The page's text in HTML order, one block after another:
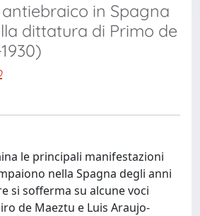
in Spagna
dittatura di Primo de
le principali manifestazioni
nella Spagna degli anni
si sofferma su alcune voci
de Maeztu e Luis Araujo-